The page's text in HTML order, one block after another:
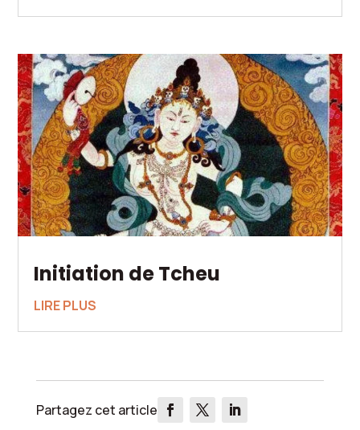
Initiation de Tcheu
LIRE PLUS
Partagez cet article